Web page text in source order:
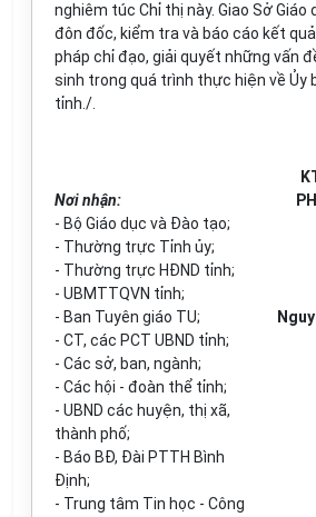
nghiêm túc Chỉ thị này. Giao Sở Giáo
đôn đốc, kiểm tra và báo cáo kết
pháp chỉ đạo, giải quyết những vấn
sinh trong quá trình thực hiện về Ủy
tỉnh./.
Nơi nhận:
- Bộ Giáo dục và Đào tạo;
- Thường trực Tỉnh ủy;
- Thường trực HĐND tỉnh;
- UBMTTQVN tỉnh;
- Ban Tuyên giáo TU;
- CT, các PCT UBND tỉnh;
- Các sở, ban, ngành;
- Các hội - đoàn thể tỉnh;
- UBND các huyện, thị xã,
thành phố;
- Báo BĐ, Đài PTTH Bình
Định;
- Trung tâm Tin học - Công